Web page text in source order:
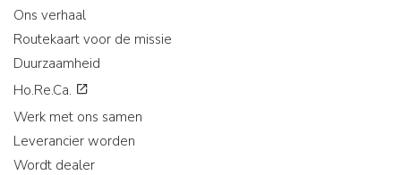
Ons verhaal
Routekaart voor de missie
Duurzaamheid
Ho.Re.Ca.
Werk met ons samen
Leverancier worden
Wordt dealer